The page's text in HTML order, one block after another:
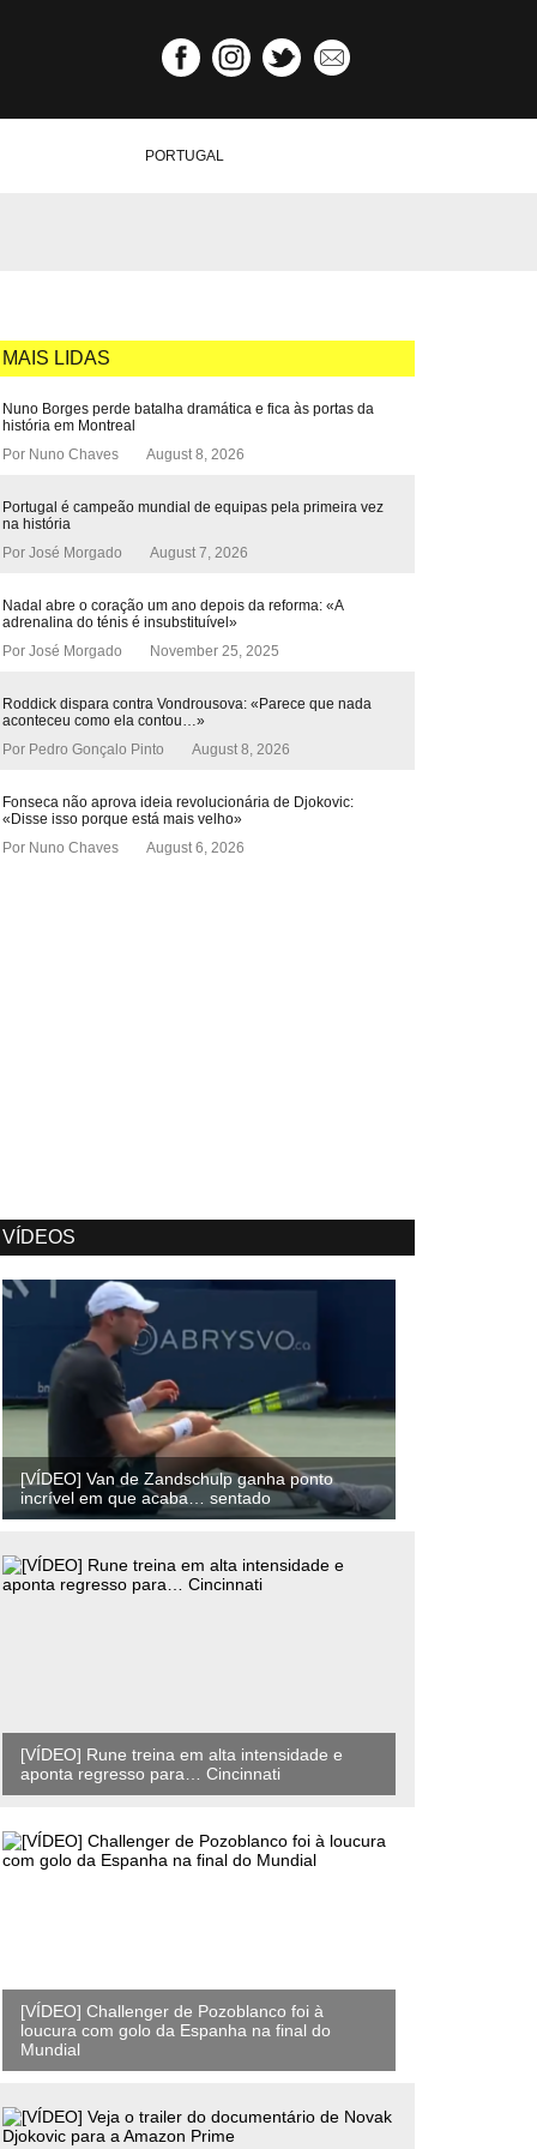
PORTUGAL
MAIS LIDAS
Nuno Borges perde batalha dramática e fica às portas da
história em Montreal
Por Nuno Chaves August 8, 2026
Portugal é campeão mundial de equipas pela primeira vez
na história
Por José Morgado August 7, 2026
Nadal abre o coração um ano depois da reforma: «A
adrenalina do ténis é insubstituível»
Por José Morgado November 25, 2025
Roddick dispara contra Vondrousova: «Parece que nada
aconteceu como ela contou…»
Por Pedro Gonçalo Pinto August 8, 2026
Fonseca não aprova ideia revolucionária de Djokovic:
«Disse isso porque está mais velho»
Por Nuno Chaves August 6, 2026
VÍDEOS
[VÍDEO] Van de Zandschulp ganha ponto
incrível em que acaba… sentado
[VÍDEO] Rune treina em alta intensidade e
aponta regresso para… Cincinnati
[VÍDEO] Challenger de Pozoblanco foi à
loucura com golo da Espanha na final do
Mundial